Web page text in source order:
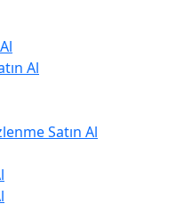
Al
Satın Al